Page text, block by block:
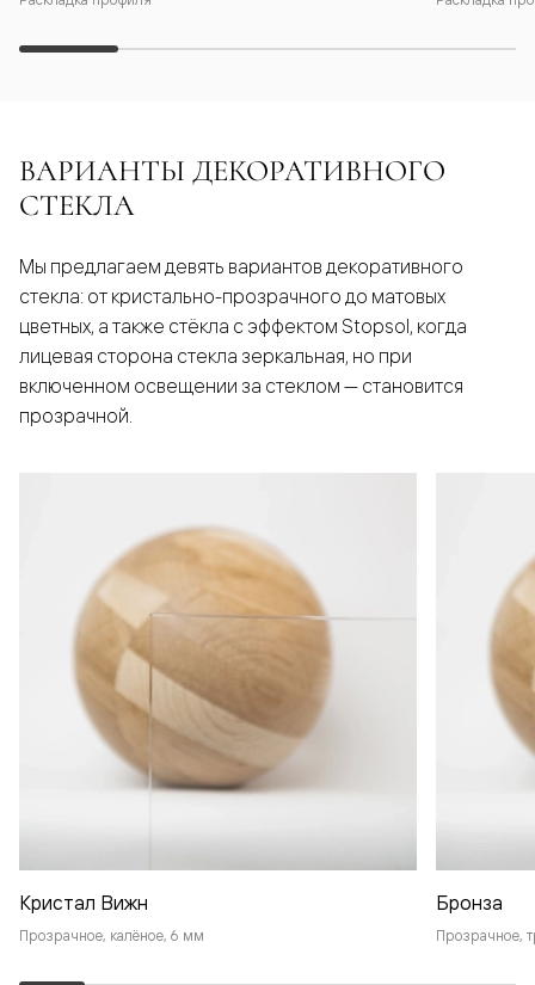
ВАРИАНТЫ ДЕКОРАТИВНОГО
СТЕКЛА
Мы предлагаем девять вариантов декоративного
стекла: от кристально-прозрачного до матовых
цветных, а также стёкла с эффектом Stopsol, когда
лицевая сторона стекла зеркальная, но при
включенном освещении за стеклом — становится
прозрачной.
Кристал Вижн
Прозрачное, калёное, 6 мм
Бронза
Прозрачное,